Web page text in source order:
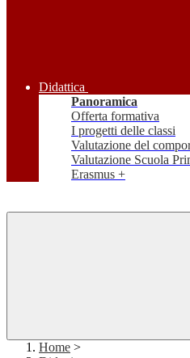
Didattica
Panoramica
Offerta formativa
I progetti delle classi
Valutazione del
Valutazione Scuola
Erasmus +
Home >